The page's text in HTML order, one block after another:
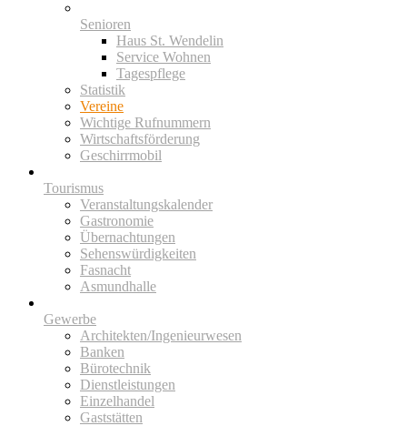
Senioren
Haus St. Wendelin
Service Wohnen
Tagespflege
Statistik
Vereine
Wichtige Rufnummern
Wirtschaftsförderung
Geschirrmobil
Tourismus
Veranstaltungskalender
Gastronomie
Übernachtungen
Sehenswürdigkeiten
Fasnacht
Asmundhalle
Gewerbe
Architekten/Ingenieurwesen
Banken
Bürotechnik
Dienstleistungen
Einzelhandel
Gaststätten